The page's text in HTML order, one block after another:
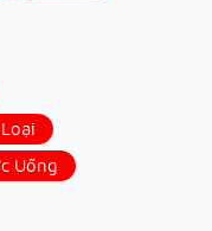
Uống